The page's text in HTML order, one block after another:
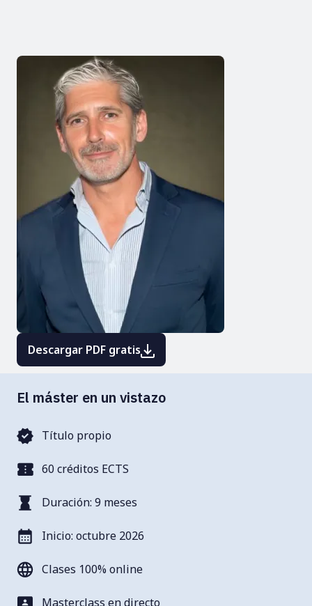
Descargar PDF gratis
El máster en un vistazo
Título propio
60 créditos ECTS
Duración: 9 meses
Inicio: octubre 2026
Clases 100% online
Masterclass en directo